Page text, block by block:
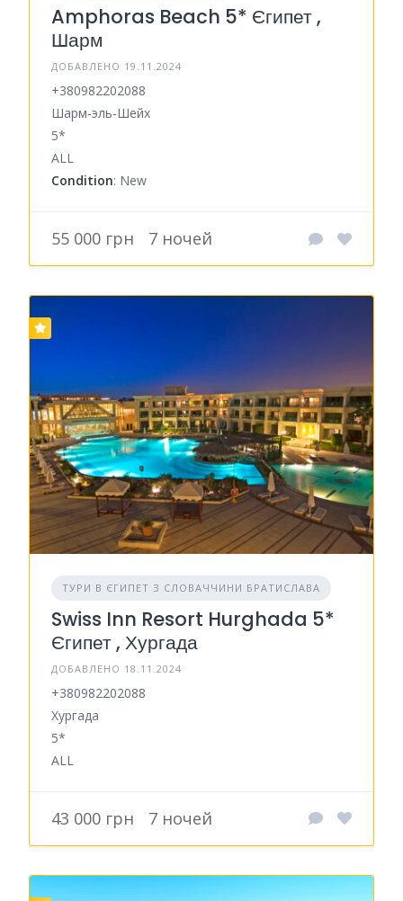
Amphoras Beach 5* Єгипет ,
Шарм
ДОБАВЛЕНО 19.11.2024
+380982202088
Шарм‑эль‑Шейх
5*
ALL
Condition: New
55 000 грн 7 ночей
ТУРИ В ЄГИПЕТ З СЛОВАЧЧИНИ БРАТИСЛАВА
Swiss Inn Resort Hurghada 5*
Єгипет , Хургада
ДОБАВЛЕНО 18.11.2024
+380982202088
Хургада
5*
ALL
43 000 грн 7 ночей